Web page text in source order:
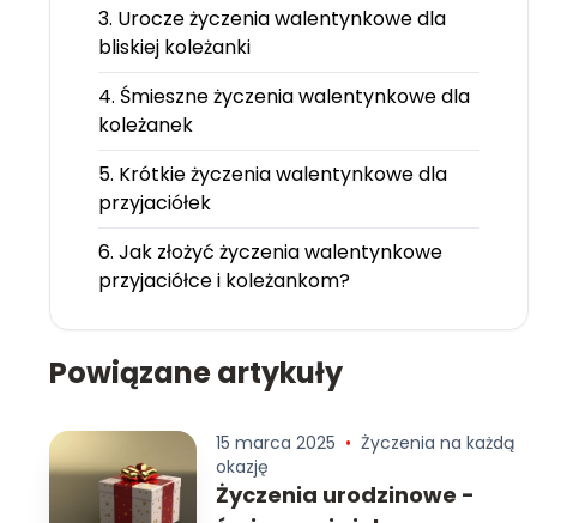
3. Urocze życzenia walentynkowe dla
bliskiej koleżanki
4. Śmieszne życzenia walentynkowe dla
koleżanek
5. Krótkie życzenia walentynkowe dla
przyjaciółek
6. Jak złożyć życzenia walentynkowe
przyjaciółce i koleżankom?
Powiązane artykuły
15 marca 2025 • Życzenia na każdą
okazję
Życzenia urodzinowe -